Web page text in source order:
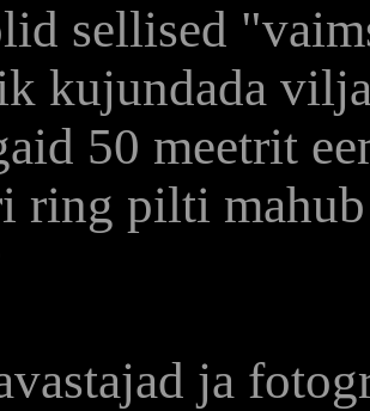
sellised
kujundada
50 meetrit
ring pilti
ja